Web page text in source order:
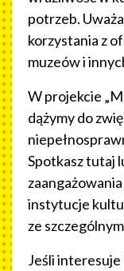
potrzeb.
korzystania z
muzeów i
W projekcie
dążymy do
Spotkasz tutaj
instytucje
ze
Jeśli interesuje